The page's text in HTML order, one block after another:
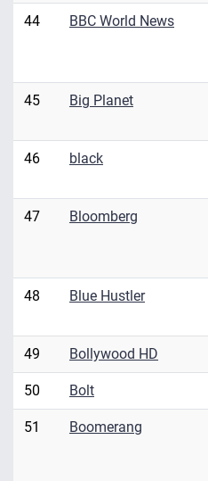
44 BBC World News
45 Big Planet
46 black
47 Bloomberg
48 Blue Hustler
49 Bollywood HD
50 Bolt
51 Boomerang